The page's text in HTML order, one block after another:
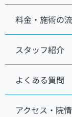
料金・施術の
スタッフ紹介
よくある質問
アクセス・院